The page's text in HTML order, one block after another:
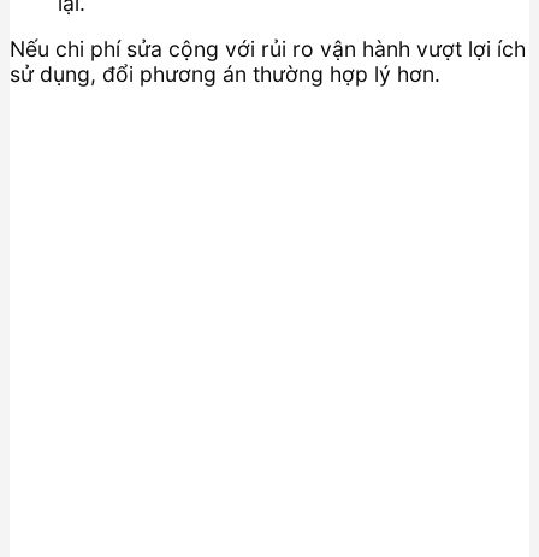
Nếu chi phí sửa cộng với rủi ro vận hành vượt lợi ích
sử dụng, đổi phương án thường hợp lý hơn.